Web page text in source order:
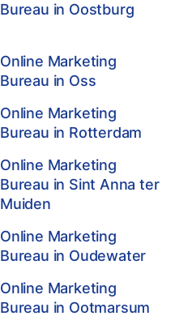
Bureau in Oostburg
Online Marketing
Bureau in Oss
Online Marketing
Bureau in Rotterdam
Online Marketing
Bureau in Sint Anna ter
Muiden
Online Marketing
Bureau in Oudewater
Online Marketing
Bureau in Ootmarsum